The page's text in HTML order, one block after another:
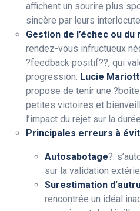
affichent un sourire plus
sincère par leurs
Gestion de l’échec ou du
rendez-vous infructueux
?feedback positif??, qui
progression. Lucie
propose de tenir une
petites victoires et
l’impact du rejet sur la
Principales erreurs à
Autosabotage?:
sur la validation
Surestimation
rencontrée un idéal